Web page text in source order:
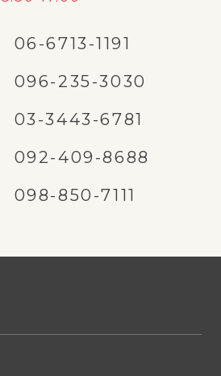
06-6713-1191
096-235-3030
03-3443-6781
092-409-8688
098-850-7111